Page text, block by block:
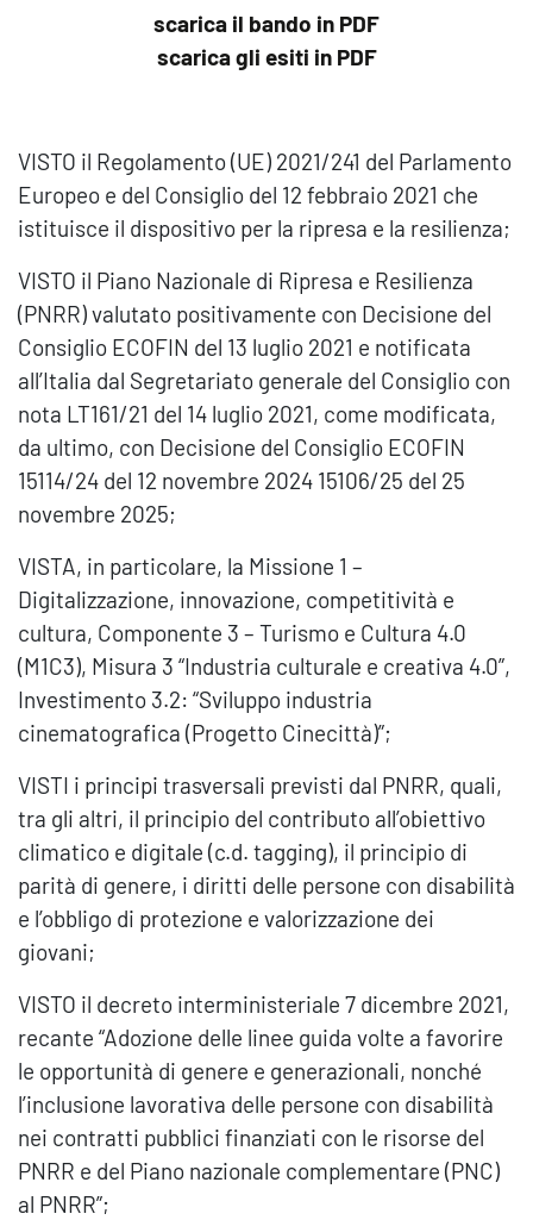
scarica il bando in PDF
scarica gli esiti in PDF
VISTO il Regolamento (UE) 2021/241 del Parlamento
Europeo e del Consiglio del 12 febbraio 2021 che
istituisce il dispositivo per la ripresa e la resilienza;
VISTO il Piano Nazionale di Ripresa e Resilienza
(PNRR) valutato positivamente con Decisione del
Consiglio ECOFIN del 13 luglio 2021 e notificata
all’Italia dal Segretariato generale del Consiglio con
nota LT161/21 del 14 luglio 2021, come modificata,
da ultimo, con Decisione del Consiglio ECOFIN
15114/24 del 12 novembre 2024 15106/25 del 25
novembre 2025;
VISTA, in particolare, la Missione 1 –
Digitalizzazione, innovazione, competitività e
cultura, Componente 3 – Turismo e Cultura 4.0
(M1C3), Misura 3 “Industria culturale e creativa 4.0”,
Investimento 3.2: “Sviluppo industria
cinematografica (Progetto Cinecittà)”;
VISTI i principi trasversali previsti dal PNRR, quali,
tra gli altri, il principio del contributo all’obiettivo
climatico e digitale (c.d. tagging), il principio di
parità di genere, i diritti delle persone con disabilità
e l’obbligo di protezione e valorizzazione dei
giovani;
VISTO il decreto interministeriale 7 dicembre 2021,
recante “Adozione delle linee guida volte a favorire
le opportunità di genere e generazionali, nonché
l’inclusione lavorativa delle persone con disabilità
nei contratti pubblici finanziati con le risorse del
PNRR e del Piano nazionale complementare (PNC)
al PNRR”;